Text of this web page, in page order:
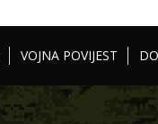
VOJNA POVIJEST